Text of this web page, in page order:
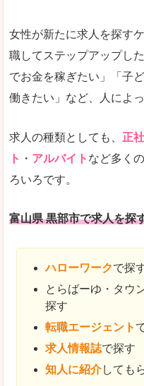
女性が新たに求人を探す
職してステップアップし
でお金を稼ぎたい」「子
働きたい」など、人によ
求人の種類としても、 正
ト ・ アルバイト など多く
ろいろです。
富山県 黒部市で求人を探
ハローワークで探
とらばーゆ・タウ
探す
転職エージェント
求人情報誌で探す
知人に紹介しても